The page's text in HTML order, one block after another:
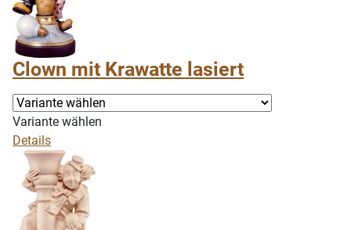
Clown mit Krawatte lasiert
Variante wählen
Details